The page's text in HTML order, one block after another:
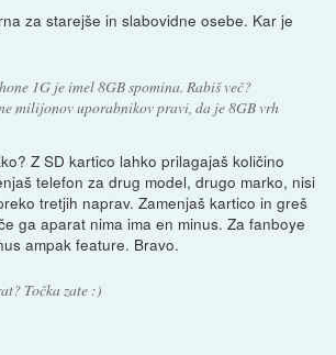
za starejše in slabovidne osebe. Kar je
1G je imel 8GB spomina. Rabiš več?
milijonov uporabnikov pravi, da je 8GB vrh
Z SD kartico lahko prilagajaš količino
telefon za drug model, drugo marko, nisi
tretjih naprav. Zamenjaš kartico in greš
ga aparat nima ima en minus. Za fanboye
ampak feature. Bravo.
Točka zate :)